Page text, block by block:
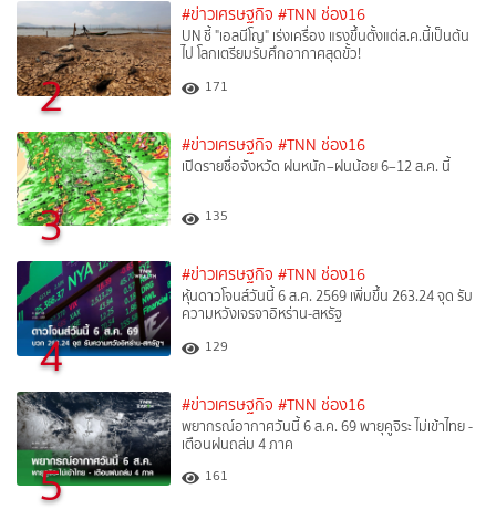
2
#ข่าวเศรษฐกิจ #TNN ช่อง16
UN ชี้ "เอลนีโญ" เร่งเครื่อง แรงขึ้นตั้งแต่ส.ค.นี้เป็นต้น
ไป โลกเตรียมรับศึกอากาศสุดขั้ว!
171
3
#ข่าวเศรษฐกิจ #TNN ช่อง16
เปิดรายชื่อจังหวัด ฝนหนัก–ฝนน้อย 6–12 ส.ค. นี้
135
4
#ข่าวเศรษฐกิจ #TNN ช่อง16
หุ้นดาวโจนส์วันนี้ 6 ส.ค. 2569 เพิ่มขึ้น 263.24 จุด รับ
ความหวังเจรจาอิหร่าน-สหรัฐ
129
5
#ข่าวเศรษฐกิจ #TNN ช่อง16
พยากรณ์อากาศวันนี้ 6 ส.ค. 69 พายุคูจิระ ไม่เข้าไทย -
เตือนฝนถล่ม 4 ภาค
161